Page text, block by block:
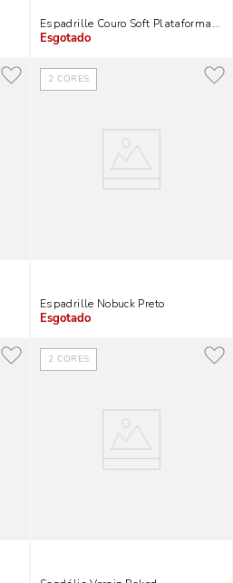
Espadrille Couro Soft Plataforma
Indisponível
2 CORES
Espadrille Nobuck Preto
Indisponível
2 CORES